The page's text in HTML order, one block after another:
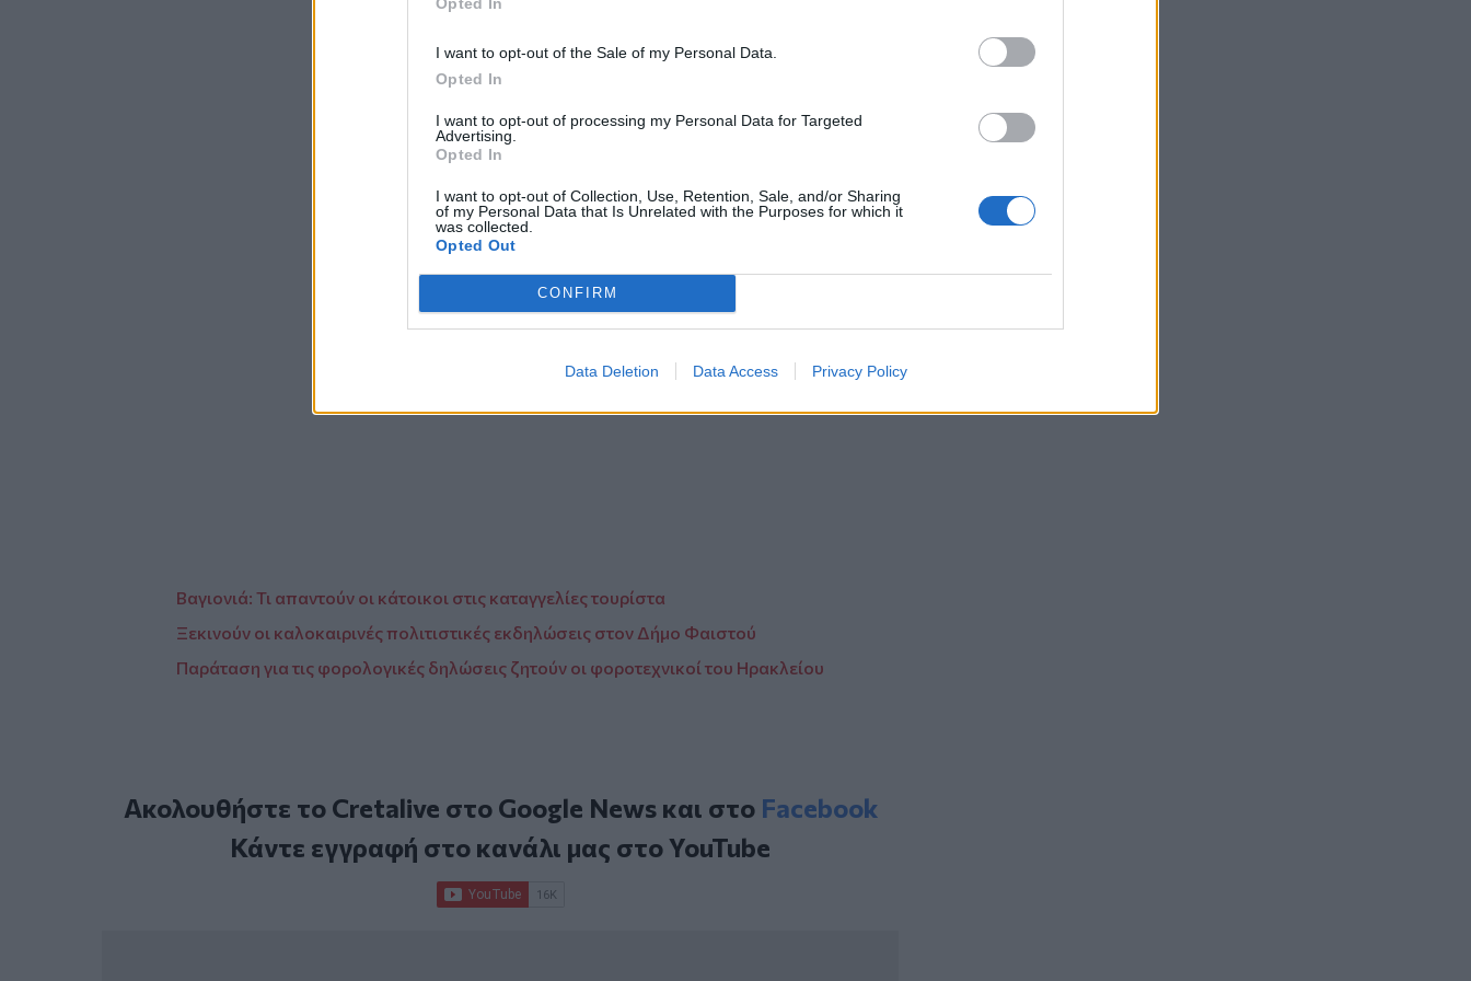
I want to opt-out of the Sale of my Personal Data.
Opted In
I want to opt-out of processing my Personal Data for Targeted
Advertising.
Opted In
I want to opt-out of Collection, Use, Retention, Sale, and/or Sharing
of my Personal Data that Is Unrelated with the Purposes for which it
was collected.
Opted Out
CONFIRM
Data Deletion Data Access Privacy Policy
Βαγιονιά: Τι απαντούν οι κάτοικοι στις καταγγελίες τουρίστα
Ξεκινούν οι καλοκαιρινές πολιτιστικές εκδηλώσεις στον Δήμο Φαιστού
Παράταση για τις φορολογικές δηλώσεις ζητούν οι φοροτεχνικοί του Ηρακλείου
Ακολουθήστε το Cretalive στο Google Newsκαι στο Facebook
Κάντε εγγραφή στο κανάλι μας στοYouTube